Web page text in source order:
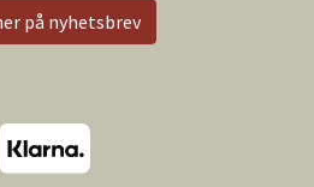
på nyhetsbrev